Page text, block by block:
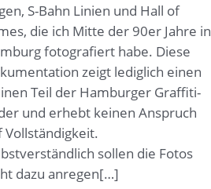
S-Bahn Linien und Hall of
die ich Mitte der 90er Jahre in
fotografiert habe. Diese
zeigt lediglich einen
Teil der Hamburger Graffiti-
und erhebt keinen Anspruch
Vollständigkeit.
sollen die Fotos
dazu anregen[…]